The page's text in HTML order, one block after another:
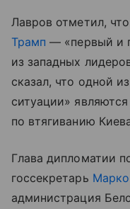
Лавров отметил,
Трамп — «первый и
из западных
сказал, что одной
ситуации»
по втягиванию
Глава дипломатии
госсекретарь
администрация